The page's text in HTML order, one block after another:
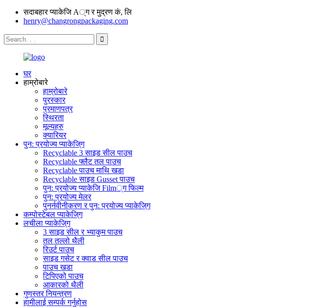
सदाबहार प्याकेजि A्ग र मुद्रण कं, लि
henry@changrongpackaging.com
घर
हाम्रोबारे
हाम्रोबारे
पुरस्कार
प्रमाणपत्र
स्थिरता
मूल्यहरु
क्यारियर
पुन: प्रयोज्य प्याकेजि्ग
Recyclable 3 साइड सील पाउच
Recyclable फ्लैट तल पाउच
Recyclable पाउच माथि खडा
Recyclable साइड Gusset पाउच
पुन: प्रयोज्य प्याकेजि Film्ग फिल्म
पुन: प्रयोज्य मेलर
पुनर्नवीनीकरण र पुन: प्रयोज्य प्याकेजि्ग
कम्पोस्टेबल प्याकेजि्ग
लचीला प्याकेजि्ग
3 साइड सील र भ्याकुम पाउच
तल तल्लो थैली
रिउर्ट पाउच
साइड गसेट र क्वाड सील पाउच
पाउच खडा
टिपिएको पाउच
आकारको थैली
गुणस्तर नियन्त्रण
हामीलाई सम्पर्क गर्नुहोस